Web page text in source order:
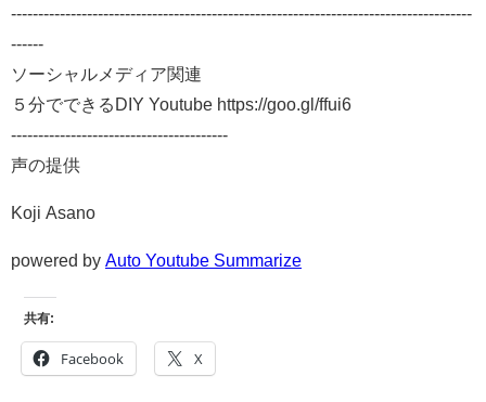
-------------------------------------------------------------------------------------
------
ソーシャルメディア関連
５分でできるDIY Youtube https://goo.gl/ffui6
----------------------------------------
声の提供
Koji Asano
powered by Auto Youtube Summarize
共有:
Facebook X